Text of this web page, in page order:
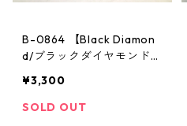
B-0864 【Black Diamon
d/ブラックダイヤモンド】
¥3,300
SOLD OUT